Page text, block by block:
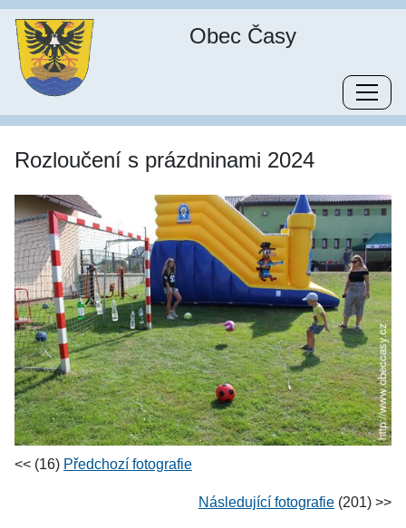
Obec Časy
Rozloučení s prázdninami 2024
<< (16) Předchozí fotografie
Následující fotografie (201) >>